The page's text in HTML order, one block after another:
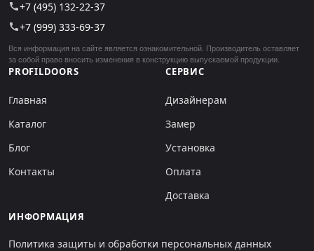
call+7 (495) 132-22-37
call+7 (999) 333-69-37
Вся информация на сайте является ознакомительной. Производитель оставляет
за собой право вносить изменения в конструкцию выпускаемой продукции.
PROFILDOORS
Главная
Каталог
Блог
Контакты
СЕРВИС
Дизайнерам
Замер
Установка
Оплата
Доставка
ИНФОРМАЦИЯ
Политика защиты и обработки персональных данных